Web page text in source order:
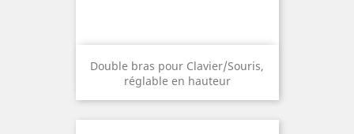
Double bras pour Clavier/Souris,
réglable en hauteur